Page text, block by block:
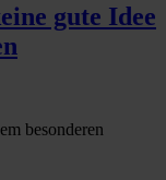
gute Idee
besonderen